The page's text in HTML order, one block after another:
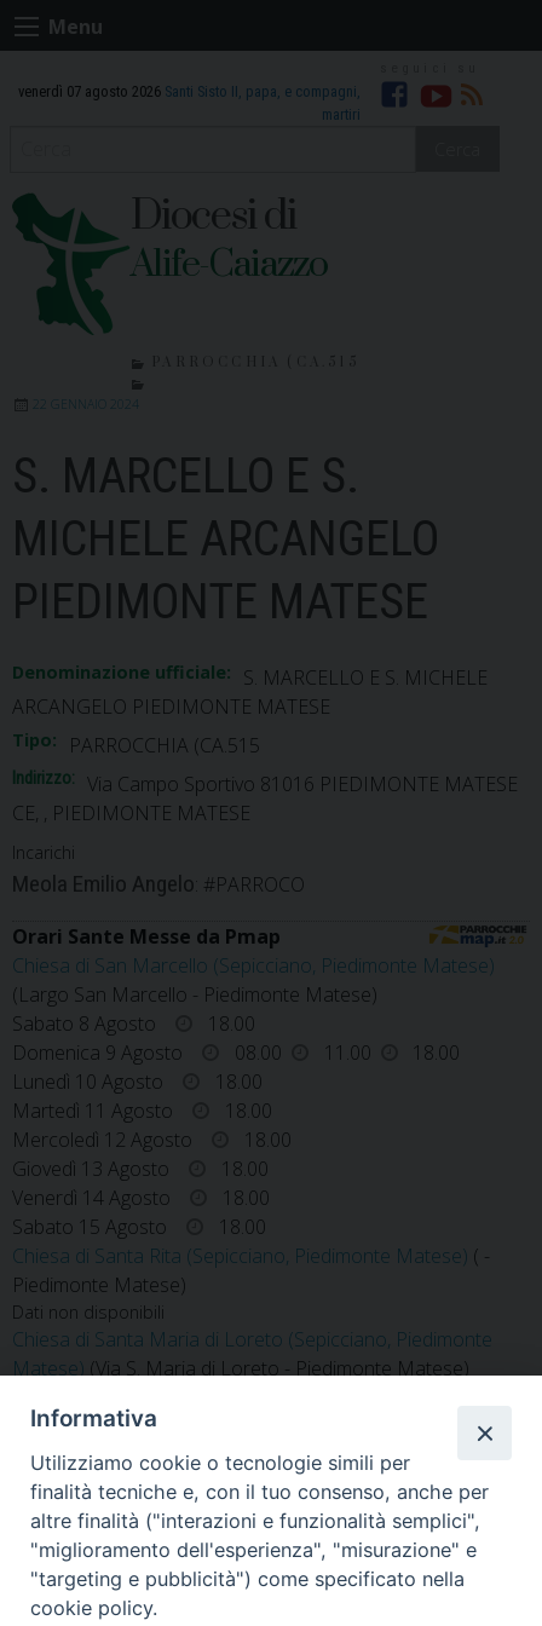
Skip
to
Menu
venerdì 07 agosto 2026 Santi Sisto II, papa, e compagni,
martiri
Facebook
Youtube
RSS
Diocesi di
Alife-Caiazzo
22 GENNAIO 2024
S. MARCELLO E S.
MICHELE ARCANGELO
PIEDIMONTE MATESE
Denominazione ufficiale:
S. MARCELLO E S. MICHELE
ARCANGELO PIEDIMONTE MATESE
Tipo: PARROCCHIA (CA.515
Indirizzo:
Via Campo Sportivo 81016 PIEDIMONTE MATESE
CE, , PIEDIMONTE MATESE
Incarichi
Meola Emilio Angelo: #PARROCO
Orari Sante Messe da Pmap
Chiesa di San Marcello (Sepicciano, Piedimonte Matese)
(Largo San Marcello - Piedimonte Matese)
Sabato 8 Agosto
18.00
Domenica 9 Agosto
08.00 11.00
18.00
Lunedì 10 Agosto
18.00
Martedì 11 Agosto
18.00
Mercoledì 12 Agosto
18.00
Giovedì 13 Agosto
18.00
Venerdì 14 Agosto
18.00
Sabato 15 Agosto
18.00
Chiesa di Santa Rita (Sepicciano, Piedimonte Matese) ( -
Piedimonte Matese)
Dati non disponibili
Chiesa di Santa Maria di Loreto (Sepicciano, Piedimonte
Matese) (Via S. Maria di Loreto - Piedimonte Matese)
S. MARIA MAGGIORE
PIEDIMONTE MATESE
Informativa
Utilizziamo cookie o tecnologie simili per
finalità tecniche e, con il tuo consenso, anche per
altre finalità ("interazioni e funzionalità semplici",
"miglioramento dell'esperienza", "misurazione" e
"targeting e pubblicità") come specificato nella
cookie policy.